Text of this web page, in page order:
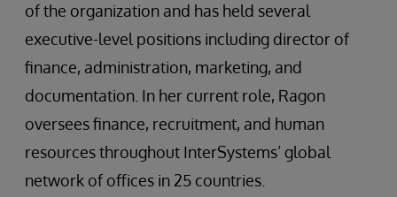
of the organization and has held several
executive-level positions including director of
finance, administration, marketing, and
documentation. In her current role, Ragon
oversees finance, recruitment, and human
resources throughout InterSystems’ global
network of offices in 25 countries.